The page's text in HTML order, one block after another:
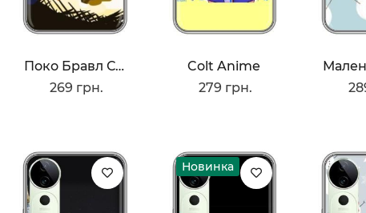
Поко Бравл Старс
269 грн.
Colt Anime
279 грн.
Новинка